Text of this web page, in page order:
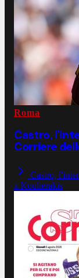
Roma
Castro,
Corriere
Castro,
a Koulierakis